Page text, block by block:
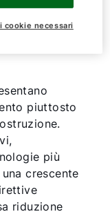
a
piuttosto
più
crescente
riduzione
cookie necessari